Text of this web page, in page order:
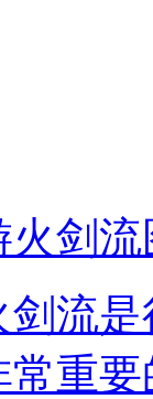
火剑
剑流
重